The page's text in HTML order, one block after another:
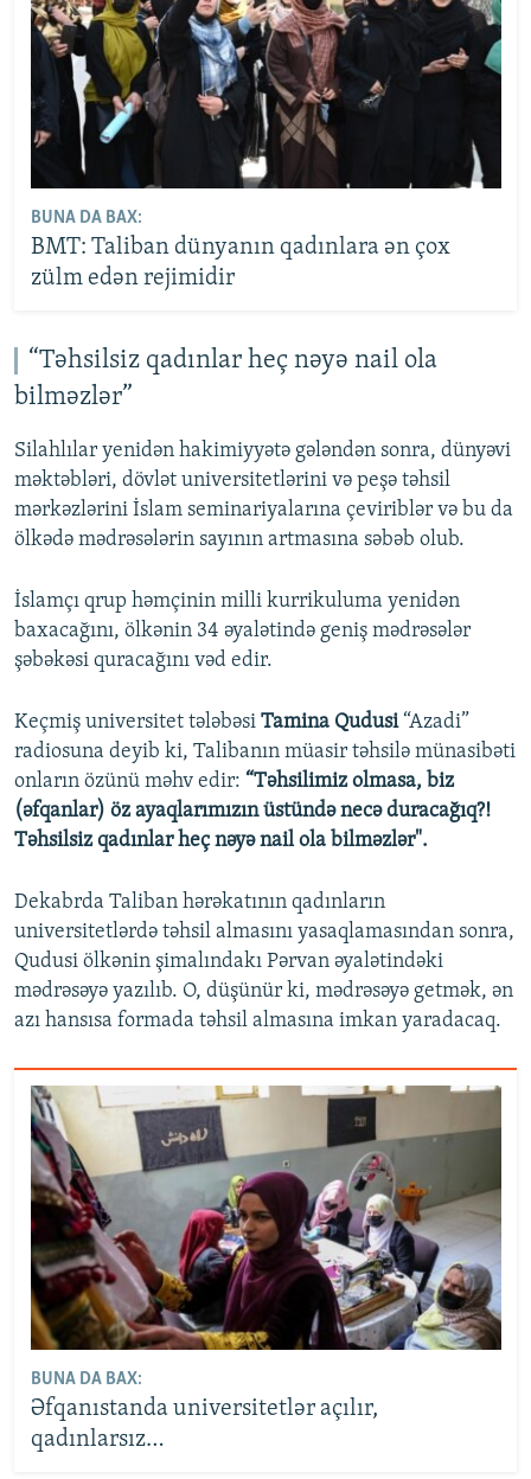
BUNA DA BAX:
BMT: Taliban dünyanın qadınlara ən çox
zülm edən rejimidir
“Təhsilsiz qadınlar heç nəyə nail ola
bilməzlər”
Silahlılar yenidən hakimiyyətə gələndən sonra, dünyəvi
məktəbləri, dövlət universitetlərini və peşə təhsil
mərkəzlərini İslam seminariyalarına çeviriblər və bu da
ölkədə mədrəsələrin sayının artmasına səbəb olub.
İslamçı qrup həmçinin milli kurrikuluma yenidən
baxacağını, ölkənin 34 əyalətində geniş mədrəsələr
şəbəkəsi quracağını vəd edir.
Keçmiş universitet tələbəsi Tamina Qudusi“Azadi”
radiosuna deyib ki, Talibanın müasir təhsilə münasibəti
onların özünü məhv edir: “Təhsilimiz olmasa, biz
(əfqanlar) öz ayaqlarımızın üstündə necə duracağıq?!
Təhsilsiz qadınlar heç nəyə nail ola bilməzlər".
Dekabrda Taliban hərəkatının qadınların
universitetlərdə təhsil almasını yasaqlamasından sonra,
Qudusi ölkənin şimalındakı Pərvan əyalətindəki
mədrəsəyə yazılıb. O, düşünür ki, mədrəsəyə getmək, ən
azı hansısa formada təhsil almasına imkan yaradacaq.
BUNA DA BAX:
Əfqanıstanda universitetlər açılır,
qadınlarsız…